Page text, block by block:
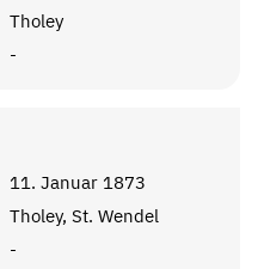
Tholey
-
11. Januar 1873
Tholey, St. Wendel
-